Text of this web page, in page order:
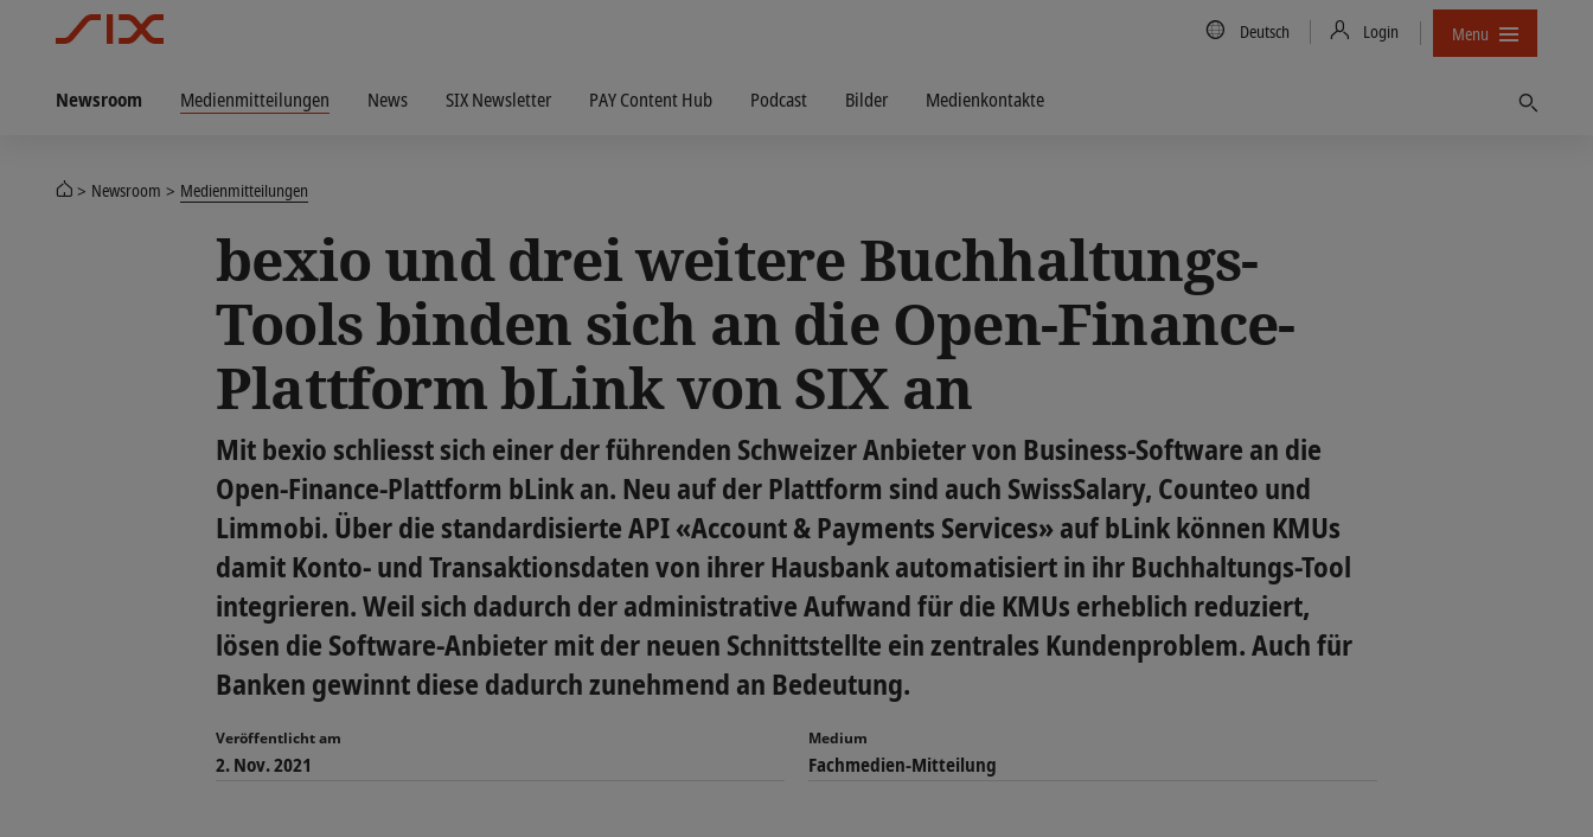
Country/Language
Deutsch Login Menu
Newsroom Medienmitteilungen News SIX Newsletter PAY Content Hub Podcast Bilder Medienkontakte
Newsroom Medienmitteilungen
bexio und drei weitere Buchhaltungs-
Tools binden sich an die Open-Finance-
Plattform bLink von SIX an
Mit bexio schliesst sich einer der führenden Schweizer Anbieter von Business-Software an die
Open-Finance-Plattform bLink an. Neu auf der Plattform sind auch SwissSalary, Counteo und
Limmobi. Über die standardisierte API «Account & Payments Services» auf bLink können KMUs
damit Konto- und Transaktionsdaten von ihrer Hausbank automatisiert in ihr Buchhaltungs-Tool
integrieren. Weil sich dadurch der administrative Aufwand für die KMUs erheblich reduziert,
lösen die Software-Anbieter mit der neuen Schnittstellte ein zentrales Kundenproblem. Auch für
Banken gewinnt diese dadurch zunehmend an Bedeutung.
Veröffentlicht am
2. Nov. 2021
Medium
Fachmedien-Mitteilung